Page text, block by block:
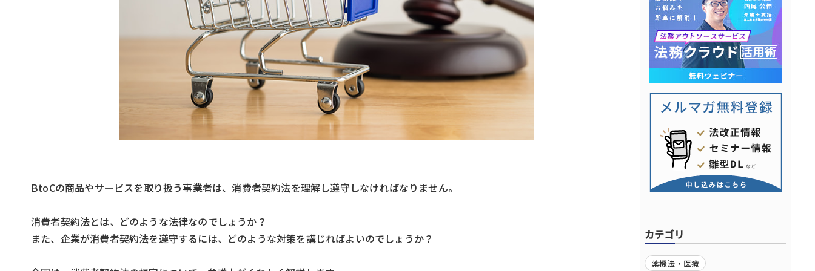
BtoCの商品やサービスを取り扱う事業者は、消費者契約法を理解し遵守しなければなりません。
消費者契約法とは、どのような法律なのでしょうか？
また、企業が消費者契約法を遵守するには、どのような対策を講じればよいのでしょうか？
カテゴリ
薬機法・医療